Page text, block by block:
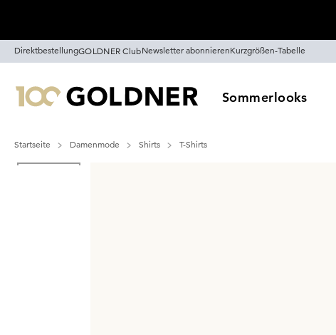
DirektbestellungGOLDNER ClubNewsletter abonnierenKurzgrößen-Tabelle
Sommerlooks
Startseite Damenmode Shirts
T-Shirts